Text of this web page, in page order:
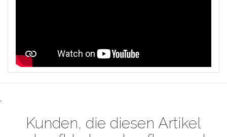
.
Kunden, die diesen Artikel